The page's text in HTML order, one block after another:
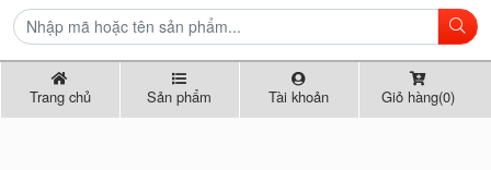
Trang chủ Sản phẩm Tài khoản Giỏ hàng(0)